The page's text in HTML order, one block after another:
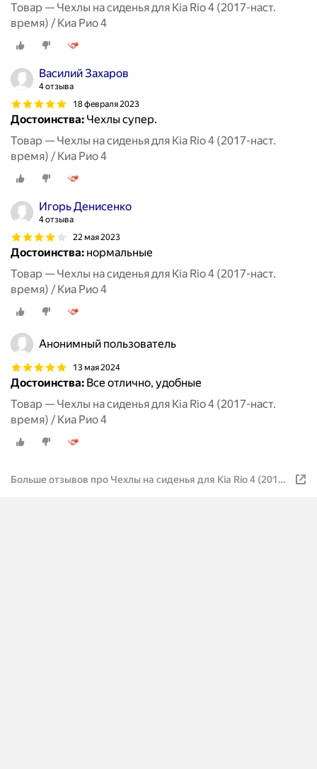
Товар — Чехлы на сиденья для Kia Rio 4 (2017-наст.
время) / Киа Рио 4
Василий Захаров
4 отзыва
18 февраля 2023
Достоинства: Чехлы супер.
Товар — Чехлы на сиденья для Kia Rio 4 (2017-наст.
время) / Киа Рио 4
Игорь Денисенко
4 отзыва
22 мая 2023
Достоинства: нормальные
Товар — Чехлы на сиденья для Kia Rio 4 (2017-наст.
время) / Киа Рио 4
Анонимный пользователь
13 мая 2024
Достоинства: Все отлично, удобные
Товар — Чехлы на сиденья для Kia Rio 4 (2017-наст.
время) / Киа Рио 4
Больше отзывов про Чехлы на сиденья для Kia Rio 4 (2017-